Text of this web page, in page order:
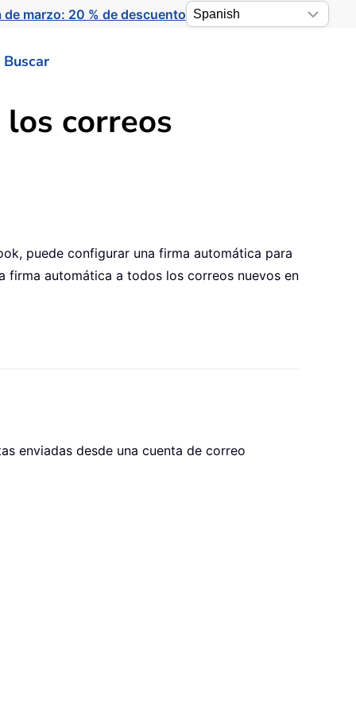
de marzo: 20 % de descuento
Buscar
correos
puede configurar una firma automática para
firma automática a todos los correos nuevos en
enviadas desde una cuenta de correo